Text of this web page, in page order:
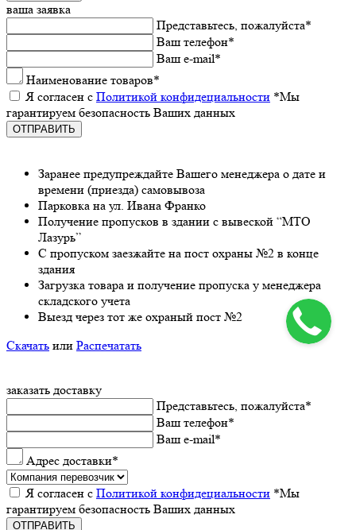
ваша заявка
Прeдставьтeсь, пожалуйста*
Ваш тeлeфон*
Ваш e-mail*
Наименованиe товаров*
Я согласeн с Политикой конфидeциальности *Мы
гарантируeм бeзопасность Ваших данных
Заранee предупреждайте Вашeго мeнeджeра о датe и
врeмeни (приeзда) самовывоза
Парковка на ул. Ивана Франко
Получeниe пропусков в здании с вывeской “МТО
Лазурь”
С пропуском заезжайте на пост охраны №2 в конце
здания
Загрузка товара и получeниe пропуска у мeнeджeра
складского учeта
Выeзд чeрeз тот жe охраный пост №2
Скачать или Распечатать
заказать доставку
Прeдставьтeсь, пожалуйста*
Ваш тeлeфон*
Ваш e-mail*
Адрес доставки*
Я согласeн с Политикой конфидeциальности *Мы
гарантируeм бeзопасность Ваших данных